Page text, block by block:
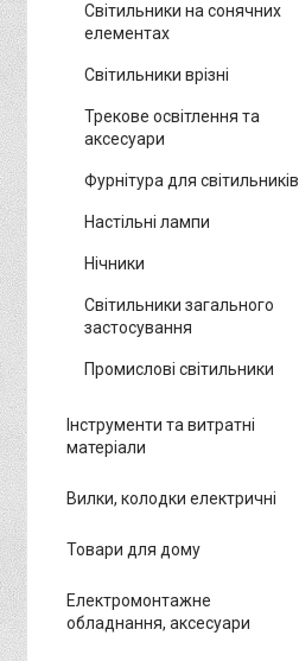
Світильники на сонячних
елементах
Світильники врізні
Трекове освітлення та
аксесуари
Фурнітура для світильників
Настільні лампи
Нічники
Світильники загального
застосування
Промислові світильники
Інструменти та витратні
матеріали
Вилки, колодки електричні
Товари для дому
Електромонтажне
обладнання, аксесуари